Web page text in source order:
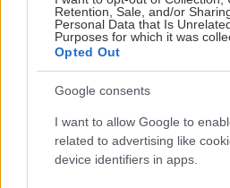
Retention, Sale, and/or
Personal Data that Is
Purposes for which it was
Opted Out
Google consents
I want to allow Google to
related to advertising like
device identifiers in apps.